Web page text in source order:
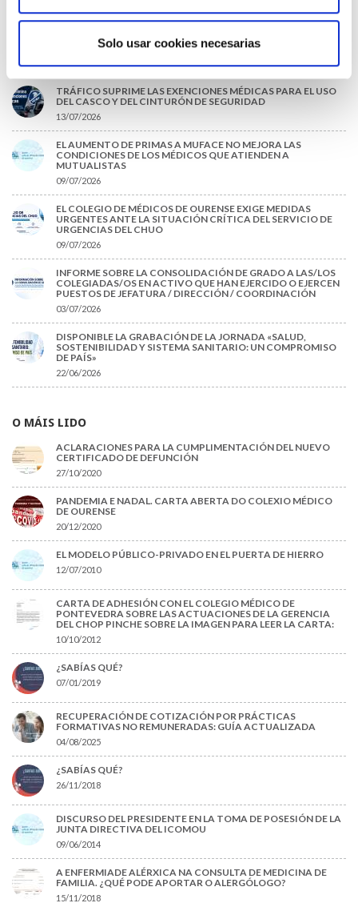
Solo usar cookies necesarias
EL COLEGIO MÉDICO DE OURENSE CONVOCA EL I CERTAMEN
DE CASOS CLÍNICOS PARA MÉDICOS INTERNOS RESIDENTES
22/07/2026
TRÁFICO SUPRIME LAS EXENCIONES MÉDICAS PARA EL USO
DEL CASCO Y DEL CINTURÓN DE SEGURIDAD
13/07/2026
EL AUMENTO DE PRIMAS A MUFACE NO MEJORA LAS
CONDICIONES DE LOS MÉDICOS QUE ATIENDEN A
MUTUALISTAS
09/07/2026
EL COLEGIO DE MÉDICOS DE OURENSE EXIGE MEDIDAS
URGENTES ANTE LA SITUACIÓN CRÍTICA DEL SERVICIO DE
URGENCIAS DEL CHUO
09/07/2026
INFORME SOBRE LA CONSOLIDACIÓN DE GRADO A LAS/LOS
COLEGIADAS/OS EN ACTIVO QUE HAN EJERCIDO O EJERCEN
PUESTOS DE JEFATURA / DIRECCIÓN / COORDINACIÓN
03/07/2026
DISPONIBLE LA GRABACIÓN DE LA JORNADA «SALUD,
SOSTENIBILIDAD Y SISTEMA SANITARIO: UN COMPROMISO
DE PAÍS»
22/06/2026
O MÁIS LIDO
ACLARACIONES PARA LA CUMPLIMENTACIÓN DEL NUEVO
CERTIFICADO DE DEFUNCIÓN
27/10/2020
PANDEMIA E NADAL. CARTA ABERTA DO COLEXIO MÉDICO
DE OURENSE
20/12/2020
EL MODELO PÚBLICO-PRIVADO EN EL PUERTA DE HIERRO
12/07/2010
CARTA DE ADHESIÓN CON EL COLEGIO MÉDICO DE
PONTEVEDRA SOBRE LAS ACTUACIONES DE LA GERENCIA
DEL CHOP PINCHE SOBRE LA IMAGEN PARA LEER LA CARTA:
10/10/2012
¿SABÍAS QUÉ?
07/01/2019
RECUPERACIÓN DE COTIZACIÓN POR PRÁCTICAS
FORMATIVAS NO REMUNERADAS: GUÍA ACTUALIZADA
04/08/2025
¿SABÍAS QUÉ?
26/11/2018
DISCURSO DEL PRESIDENTE EN LA TOMA DE POSESIÓN DE LA
JUNTA DIRECTIVA DEL ICOMOU
09/06/2014
A ENFERMIADE ALÉRXICA NA CONSULTA DE MEDICINA DE
FAMILIA. ¿QUÉ PODE APORTAR O ALERGÓLOGO?
15/11/2018